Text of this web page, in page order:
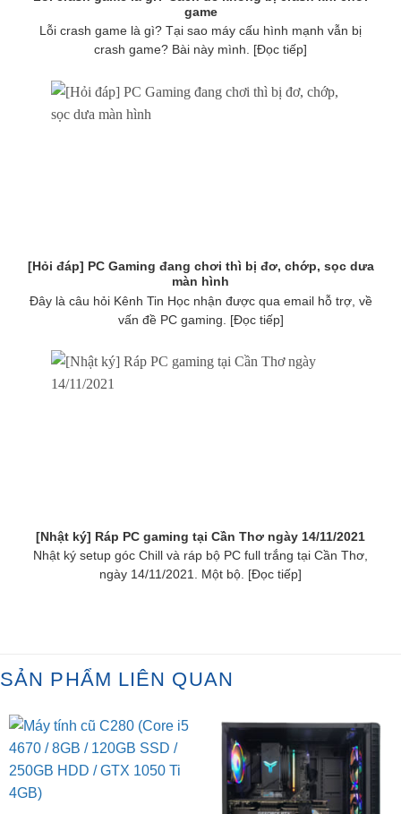
game
Lỗi crash game là gì? Tại sao máy cấu hình mạnh vẫn bị
crash game? Bài này mình. [Đọc tiếp]
[Hỏi đáp] PC Gaming đang chơi thì bị đơ, chớp, sọc dưa
màn hình
Đây là câu hỏi Kênh Tin Học nhận được qua email hỗ trợ, về
vấn đề PC gaming. [Đọc tiếp]
[Nhật ký] Ráp PC gaming tại Cần Thơ ngày 14/11/2021
Nhật ký setup góc Chill và ráp bộ PC full trắng tại Cần Thơ,
ngày 14/11/2021. Một bộ. [Đọc tiếp]
SẢN PHẨM LIÊN QUAN